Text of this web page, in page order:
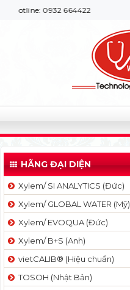
0932 664422
HÃNG ĐẠI DIỆN
Xylem/ SI ANALYTICS (Đức)
Xylem/ GLOBAL WATER (Mỹ)
Xylem/ EVOQUA (Đức)
Xylem/ B+S (Anh)
vietCALIB® (Hiệu chuẩn)
TOSOH (Nhật Bản)